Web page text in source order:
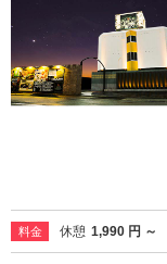
料金 休憩 1,990 円 ～